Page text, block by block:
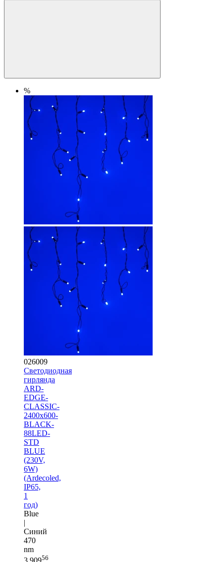
%
026009
Светодиодная
гирлянда
ARD-
EDGE-
CLASSIC-
2400x600-
BLACK-
88LED-
STD
BLUE
(230V,
6W)
(Ardecoled,
IP65,
1
год)
Blue
|
Синий
470
nm
56